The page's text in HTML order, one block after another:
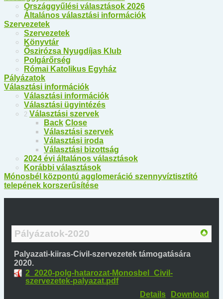
Országgyűlési választások 2026
Általános választási információk
Szervezetek
Szervezetek
Könyvtár
Őszirózsa Nyugdíjas Klub
Polgárőrség
Római Katolikus Egyház
Pályázatok
Választási információk
Választási információk
Választási ügyintézés
2 Választási szervek
Back Close
Választási szervek
Választási iroda
Választási bizottság
2024 évi általános választások
Korábbi választások
Mónosbél központú agglomeráció szennyvíztisztító
telepének korszerűsítése
Pályázatok-2020
Palyazati-kiiras-Civil-szervezetek támogatására
2020.
2_2020-polg-hatarozat-Monosbel_Civil-
szervezetek-palyazat.pdf
Download
Details